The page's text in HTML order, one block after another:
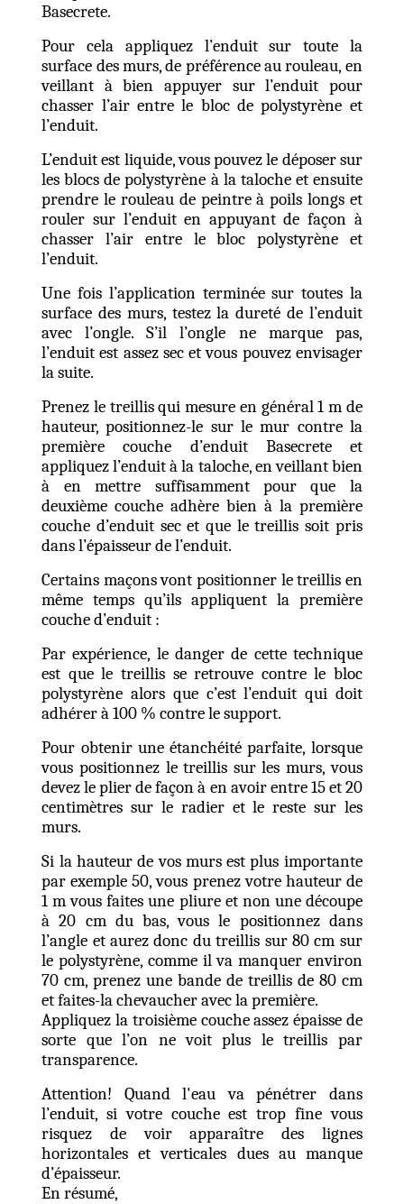
Basecrete.
Pour cela appliquez l’enduit sur toute la
surface des murs, de préférence au rouleau, en
veillant à bien appuyer sur l’enduit pour
chasser l’air entre le bloc de polystyrène et
l’enduit.
L’enduit est liquide, vous pouvez le déposer sur
les blocs de polystyrène à la taloche et ensuite
prendre le rouleau de peintre à poils longs et
rouler sur l’enduit en appuyant de façon à
chasser l’air entre le bloc polystyrène et
l’enduit.
Une fois l’application terminée sur toutes la
surface des murs, testez la dureté de l’enduit
avec l’ongle. S’il l’ongle ne marque pas,
l’enduit est assez sec et vous pouvez envisager
la suite.
Prenez le treillis qui mesure en général 1 m de
hauteur, positionnez-le sur le mur contre la
première couche d’enduit Basecrete et
appliquez l’enduit à la taloche, en veillant bien
à en mettre suffisamment pour que la
deuxième couche adhère bien à la première
couche d’enduit sec et que le treillis soit pris
dans l’épaisseur de l’enduit.
Certains maçons vont positionner le treillis en
même temps qu’ils appliquent la première
couche d’enduit :
Par expérience, le danger de cette technique
est que le treillis se retrouve contre le bloc
polystyrène alors que c’est l’enduit qui doit
adhérer à 100 % contre le support.
Pour obtenir une étanchéité parfaite, lorsque
vous positionnez le treillis sur les murs, vous
devez le plier de façon à en avoir entre 15 et 20
centimètres sur le radier et le reste sur les
murs.
Si la hauteur de vos murs est plus importante
par exemple 50, vous prenez votre hauteur de
1 m vous faites une pliure et non une découpe
à 20 cm du bas, vous le positionnez dans
l’angle et aurez donc du treillis sur 80 cm sur
le polystyrène, comme il va manquer environ
70 cm, prenez une bande de treillis de 80 cm
et faites-la chevaucher avec la première.
Appliquez la troisième couche assez épaisse de
sorte que l’on ne voit plus le treillis par
transparence.
Attention! Quand l'eau va pénétrer dans
l’enduit, si votre couche est trop fine vous
risquez de voir apparaître des lignes
horizontales et verticales dues au manque
d’épaisseur.
En résumé,